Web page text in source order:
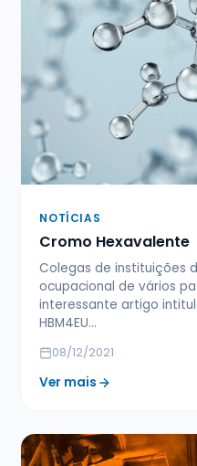
NOTÍCIAS
Cromo Hexavalente
Colegas de instituições
ocupacional de vários
interessante artigo
HBM4EU…
08/12/2021
Ver mais